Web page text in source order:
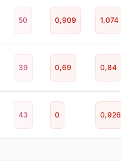
50 0,909 1,074
39 0,69 0,84
43 0 0,926